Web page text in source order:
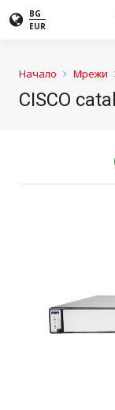
BG
EUR
Начало Мрежи
CISCO